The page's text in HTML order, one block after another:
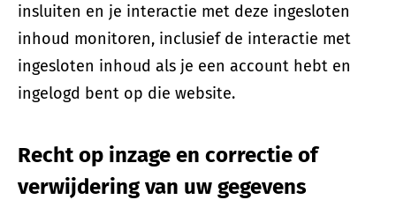
insluiten en je interactie met deze ingesloten
inhoud monitoren, inclusief de interactie met
ingesloten inhoud als je een account hebt en
ingelogd bent op die website.
Recht op inzage en correctie of
verwijdering van uw gegevens